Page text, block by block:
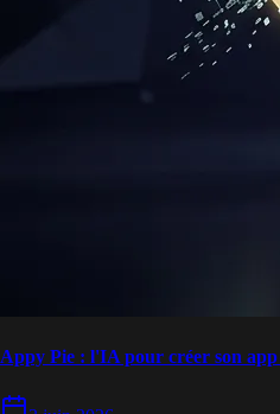
Appy Pie : l'IA pour créer son